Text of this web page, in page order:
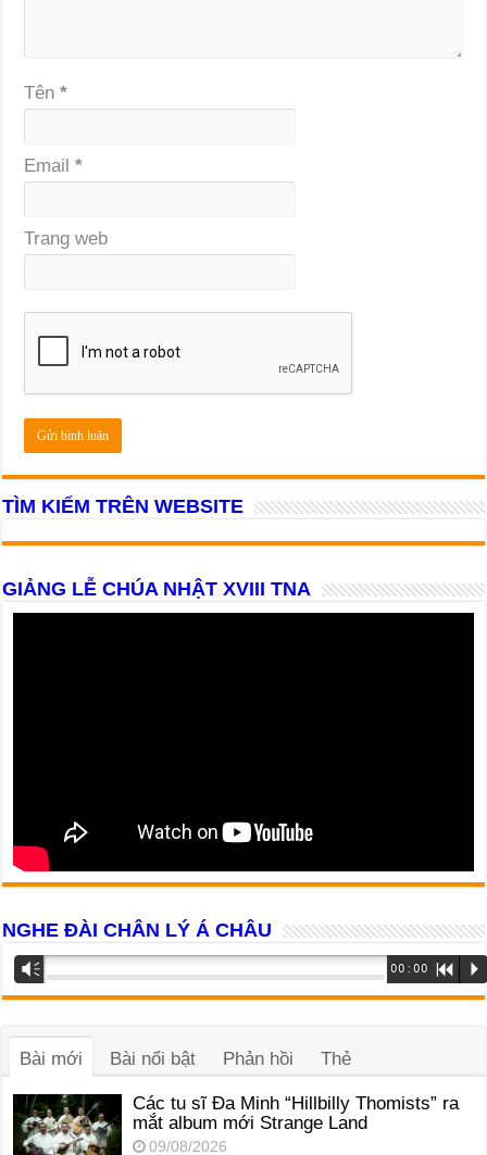
Tên*
Email*
Trang web
TÌM KIẾM TRÊN WEBSITE
GIẢNG LỄ CHÚA NHẬT XVIII TNA
NGHE ĐÀI CHÂN LÝ Á CHÂU
Trình
phát
Vm 00:00 R P
Bài mới Bài nổi bật Phản hồi Thẻ
Các tu sĩ Đa Minh “Hillbilly Thomists” ra
mắt album mới Strange Land
09/08/2026